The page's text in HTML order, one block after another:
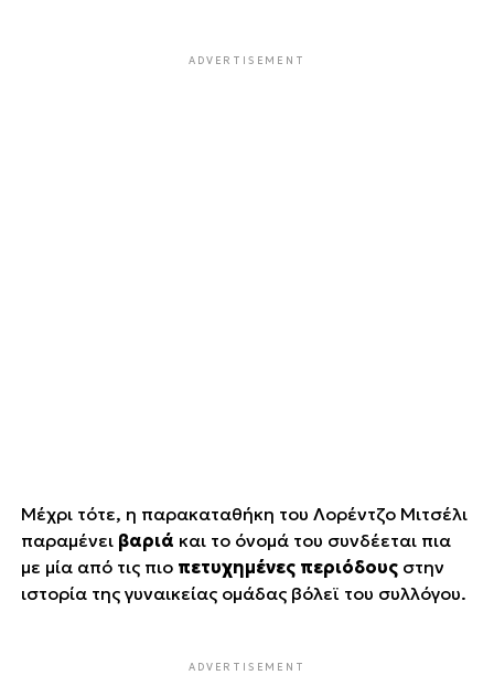
ADVERTISEMENT
Μέχρι τότε, η παρακαταθήκη του Λορέντζο Μιτσέλι
παραμένει βαριά και το όνομά του συνδέεται πια
με μία από τις πιο πετυχημένες περιόδουςστην
ιστορία της γυναικείας ομάδας βόλεϊ του συλλόγου.
ADVERTISEMENT